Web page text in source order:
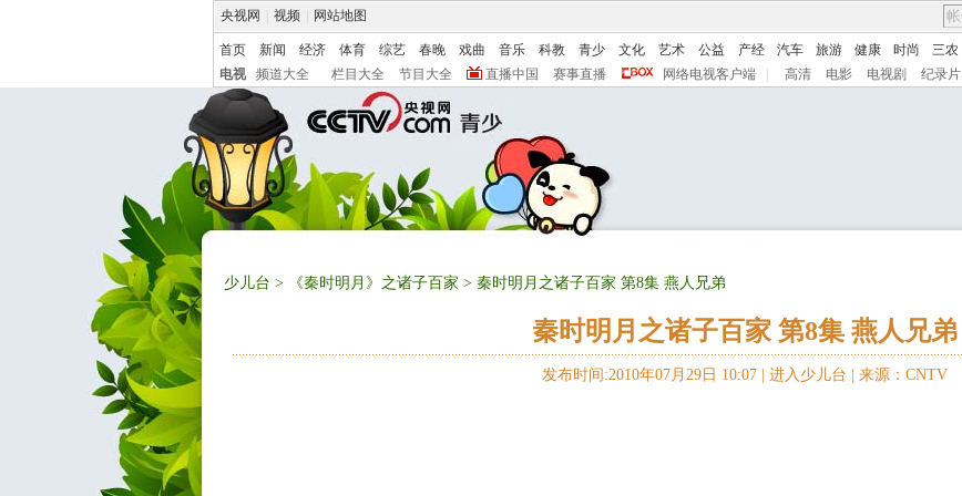
央视网 视频 网站地图
首页 新闻 经济 体育 综艺 春晚 戏曲 音乐 科教 青少 文化 艺术 公益 产经 汽车 旅游 健康 时尚 三农
电视
频道大全 栏目大全 节目大全 直播中国 赛事直播 网络电视客户端 高清 电影 电视剧 纪录片
少儿台 > 《秦时明月》之诸子百家 > 秦时明月之诸子百家 第8集 燕人兄弟
秦时明月之诸子百家 第8集 燕人兄弟
发布时间:2010年07月29日 10:07 | 进入少儿台 来源：CNTV